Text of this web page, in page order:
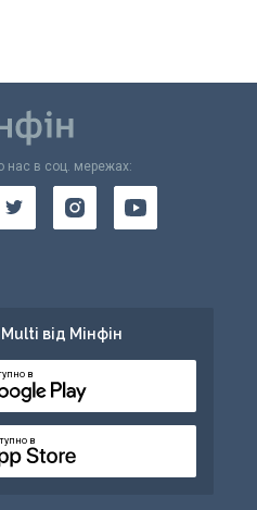
нас в соц. мережах:
від Мінфін
в
в